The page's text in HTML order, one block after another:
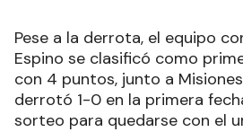
Pese a la derrota, el equipo
Espino se clasificó como
con 4 puntos, junto a
derrotó 1-0 en la primera
sorteo para quedarse con el